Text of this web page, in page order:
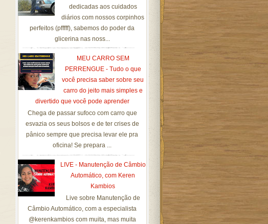
dedicadas aos cuidados
diários com nossos corpinhos
perfeitos (pfffff), sabemos do poder da
glicerina nas noss...
MEU CARRO SEM
PERRENGUE - Tudo o que
você precisa saber sobre seu
carro do jeito mais simples e
divertido que você pode aprender
Chega de passar sufoco com carro que
esvazia os seus bolsos e de ter crises de
pânico sempre que precisa levar ele pra
oficina! Se prepara ...
LIVE - Manutenção de Câmbio
Automático, com Keren
Kambios
Live sobre Manutenção de
Câmbio Automático, com a especialista
@kerenkambios com muita, mas muita